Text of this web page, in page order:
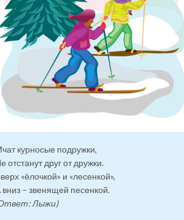
курносые подружки,
отстанут друг от дружки.
«ёлочкой» и «лесенкой»,
вниз – звенящей песенкой.
Лыжи)